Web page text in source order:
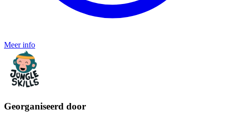
Meer info
Georganiseerd door